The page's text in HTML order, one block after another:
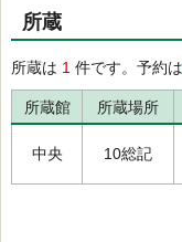
所蔵
所蔵は 1 件です。予約は
所蔵館 所蔵場所
中央 10総記